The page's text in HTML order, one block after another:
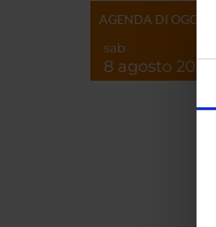
AGENDA DI OGGI
sab
8 agosto 2026